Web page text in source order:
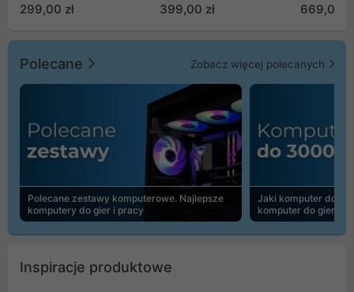
299,00 zł 399,00 zł 669,00
Polecane Zobacz więcej polecanych
Polecane zestawy komputerowe. Najlepsze
komputery do gier i pracy
Jaki komputer do
komputer do gier |
Inspiracje produktowe